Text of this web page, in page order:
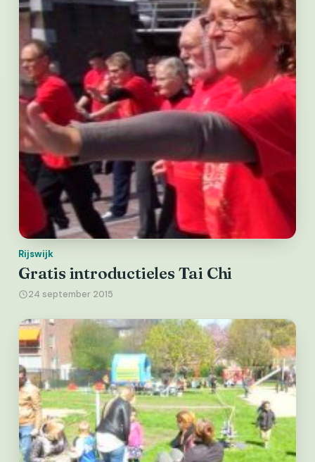
Rijswijk
Gratis introductieles Tai Chi
24 september 2015